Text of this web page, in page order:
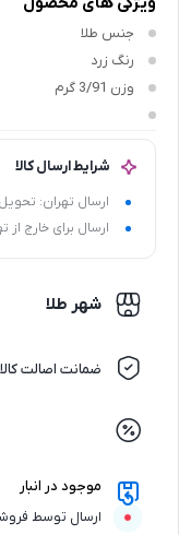
جنس طلا
رنگ زرد
وزن 3/91 گرم
شرایط ارسال کالا
ارسال تهران:
ارسال برای خارج از تهران با
شهر طلا
ضمانت اصالت
موجود در انبار
ارسال توسط